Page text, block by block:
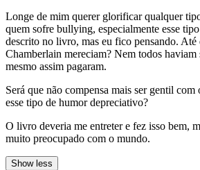
Longe de mim querer glorificar qualquer
quem sofre bullying, especialmente esse
descrito no livro, mas eu fico pensando. Até
Chamberlain mereciam? Nem todos haviam
mesmo assim pagaram.
Será que não compensa mais ser gentil com
esse tipo de humor depreciativo?
O livro deveria me entreter e fez isso bem,
muito preocupado com o mundo.
Show less